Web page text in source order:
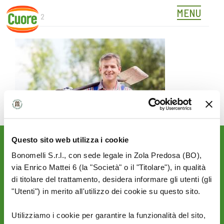
Questo sito web utilizza i cookie
Bonomelli S.r.l., con sede legale in Zola Predosa (BO),
via Enrico Mattei 6 (la "Società" o il "Titolare"), in qualità
di titolare del trattamento, desidera informare gli utenti (gli
"Utenti") in merito all'utilizzo dei cookie su questo sito.
Utilizziamo i cookie per garantire la funzionalità del sito,
Skip
MENU
SLIDER-2
novità del mondo Cuore:
SEGUICI SU:
PRIVACY AZIENDA